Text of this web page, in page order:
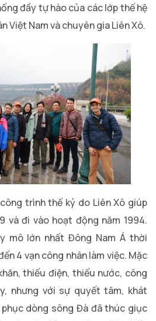
đầy tự hào của các lớp thế hệ
Việt Nam và chuyên gia Liên Xô.
trình thế kỷ do Liên Xô giúp
và đi vào hoạt động năm 1994.
mô lớn nhất Đông Nam Á thời
4 vạn công nhân làm việc. Mặc
thiếu điện, thiếu nước, công
nhưng với sự quyết tâm, khát
dòng sông Đà đã thúc giục